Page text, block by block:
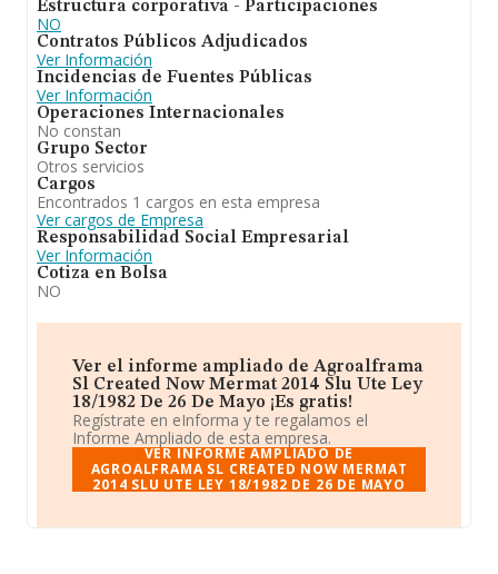
Estructura corporativa - Participaciones
NO
Contratos Públicos Adjudicados
Ver Información
Incidencias de Fuentes Públicas
Ver Información
Operaciones Internacionales
No constan
Grupo Sector
Otros servicios
Cargos
Encontrados 1 cargos en esta empresa
Ver cargos de Empresa
Responsabilidad Social Empresarial
Ver Información
Cotiza en Bolsa
NO
Ver el informe ampliado de Agroalframa
Sl Created Now Mermat 2014 Slu Ute Ley
18/1982 De 26 De Mayo ¡Es gratis!
Regístrate en eInforma y te regalamos el
Informe Ampliado de esta empresa.
VER INFORME AMPLIADO DE
AGROALFRAMA SL CREATED NOW MERMAT
2014 SLU UTE LEY 18/1982 DE 26 DE MAYO